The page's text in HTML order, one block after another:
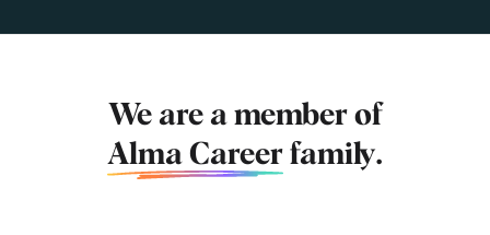
We are a member of
Alma Career family.